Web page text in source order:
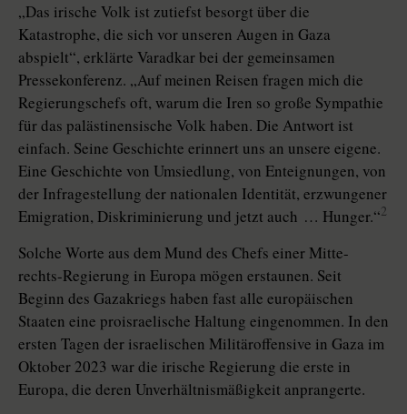
„Das irische Volk ist zutiefst besorgt über die
Katastrophe, die sich vor unseren Augen in Gaza
abspielt“, erklärte Varadkar bei der gemeinsamen
Pressekonferenz. „Auf meinen Reisen fragen mich die
Regierungschefs oft, warum die Iren so große Sympathie
für das palästinensische Volk haben. Die Antwort ist
einfach. Seine Geschichte erinnert uns an unsere eigene.
Eine Geschichte von Umsiedlung, von Enteignungen, von
der Infragestellung der nationalen Identität, erzwungener
Emigra­tion, Diskriminierung und jetzt auch … Hunger.“2
Solche Worte aus dem Mund des Chefs einer Mitte-
rechts-Regierung in Europa mögen erstaunen. Seit
Beginn des Gazakriegs haben fast alle europäischen
Staaten eine proisraelische Haltung eingenommen. In den
ersten Tagen der israelischen Militäroffensive in Gaza im
Oktober 2023 war die irische Regierung die erste in
Europa, die ­deren Unverhältnismäßigkeit anprangerte.